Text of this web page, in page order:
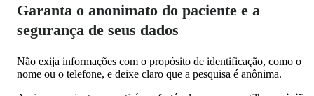
Garanta o anonimato do paciente e a
segurança de seus dados
Não exija informações com o propósito de identificação, como o
nome ou o telefone, e deixe claro que a pesquisa é anônima.